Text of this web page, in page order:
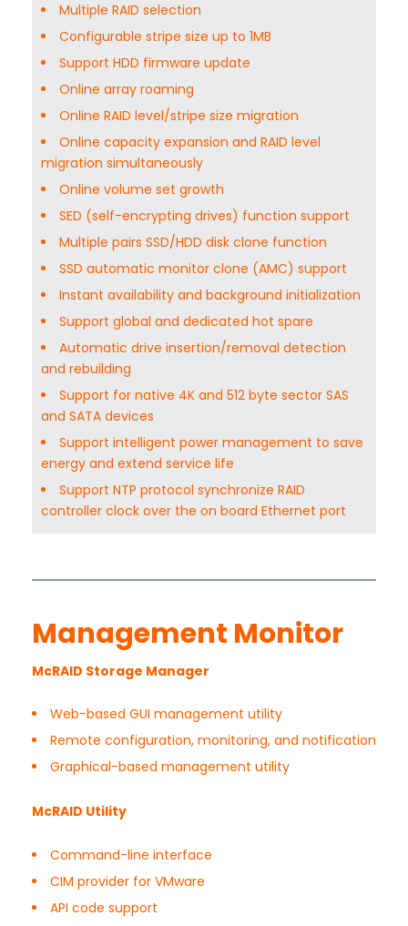
Multiple RAID selection
Configurable stripe size up to 1MB
Support HDD firmware update
Online array roaming
Online RAID level/stripe size migration
Online capacity expansion and RAID level
migration simultaneously
Online volume set growth
SED (self-encrypting drives) function support
Multiple pairs SSD/HDD disk clone function
SSD automatic monitor clone (AMC) support
Instant availability and background initialization
Support global and dedicated hot spare
Automatic drive insertion/removal detection
and rebuilding
Support for native 4K and 512 byte sector SAS
and SATA devices
Support intelligent power management to save
energy and extend service life
Support NTP protocol synchronize RAID
controller clock over the on board Ethernet port
Management Monitor
McRAID Storage Manager
Web-based GUI management utility
Remote configuration, monitoring, and notification
Graphical-based management utility
McRAID Utility
Command-line interface
CIM provider for VMware
API code support